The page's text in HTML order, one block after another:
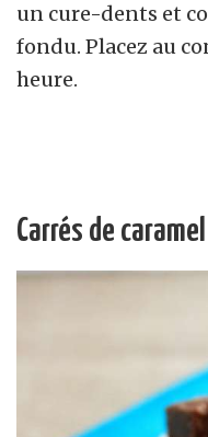
un cure-dents et
fondu. Placez au
heure.
Carrés de